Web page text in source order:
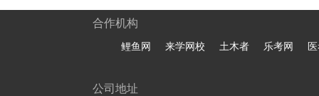
合作机构
鲤鱼网 来学网校 土木者 乐考网
公司地址